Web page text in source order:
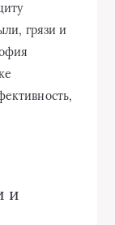
грязи и
и